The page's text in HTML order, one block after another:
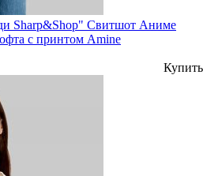
Sharp&Shop" Свитшот Аниме
с принтом Amine
Купить